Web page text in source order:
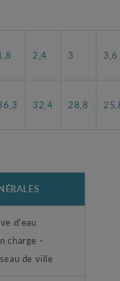
2,4 3 3,6
32,4 28,8
d'eau
charge -
de ville